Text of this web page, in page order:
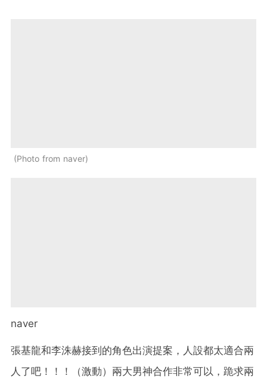
Photo from naver
naver
張基龍和李洙赫接到的角色出演提案，人設都太適合兩
人了吧！！！（激動）兩大男神合作非常可以，跪求兩